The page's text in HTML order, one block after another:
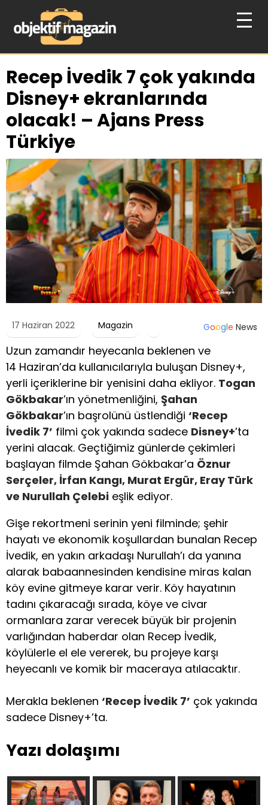
Recep İvedik 7 çok yakında
Disney+ ekranlarında
olacak! – Ajans Press
Türkiye
17 Haziran 2022 Magazin Google News
Uzun zamandır heyecanla beklenen ve
14 Haziran’da kullanıcılarıyla buluşan Disney+,
yerli içeriklerine bir yenisini daha ekliyor. Togan
Gökbakar’ın yönetmenliğini, Şahan
Gökbakar’ın başrolünü üstlendiği ‘Recep
İvedik 7’ filmi çok yakında sadece Disney+’ta
yerini alacak. Geçtiğimiz günlerde çekimleri
başlayan filmde Şahan Gökbakar’a Öznur
Serçeler, İrfan Kangı, Murat Ergür, Eray Türk
ve Nurullah Çelebi eşlik ediyor.
Gişe rekortmeni serinin yeni filminde; şehir
hayatı ve ekonomik koşullardan bunalan Recep
İvedik, en yakın arkadaşı Nurullah’ı da yanına
alarak babaannesinden kendisine miras kalan
köy evine gitmeye karar verir. Köy hayatının
tadını çıkaracağı sırada, köye ve civar
ormanlara zarar verecek büyük bir projenin
varlığından haberdar olan Recep İvedik,
köylülerle el ele vererek, bu projeye karşı
heyecanlı ve komik bir maceraya atılacaktır.
Merakla beklenen ‘Recep İvedik 7’ çok yakında
sadece Disney+’ta.
Yazı dolaşımı